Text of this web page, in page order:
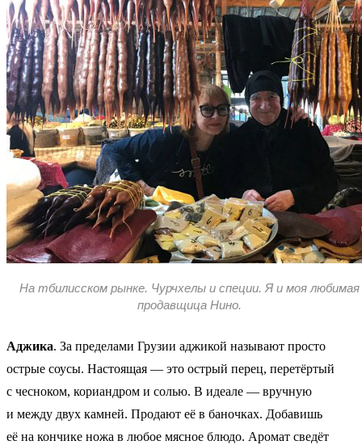
На тбилисском рынке. Чурчхелы и специи. Я и моя любимая
продавщица Нино.
Аджика. За пределами Грузии аджикой называют просто
острые соусы. Настоящая — это острый перец, перетёртый
с чесноком, кориандром и солью. В идеале — вручную
и между двух камней. Продают её в баночках. Добавишь
её на кончике ножа в любое мясное блюдо. Аромат сведёт